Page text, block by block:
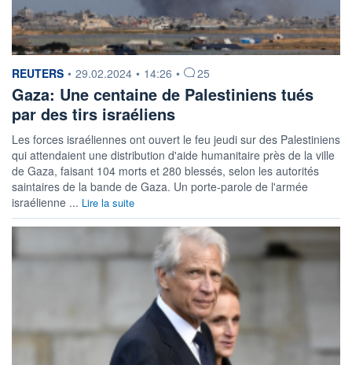
information fournie par
REUTERS • 29.02.2024 • 14:26 • 25
Gaza: Une centaine de Palestiniens tués
par des tirs israéliens
Les forces israéliennes ont ouvert le feu jeudi sur des Palestiniens
qui attendaient une distribution d'aide humanitaire près de la ville
de Gaza, faisant 104 morts et 280 blessés, selon les autorités
saintaires de la bande de Gaza. Un porte-parole de l'armée
israélienne ... Lire la suite